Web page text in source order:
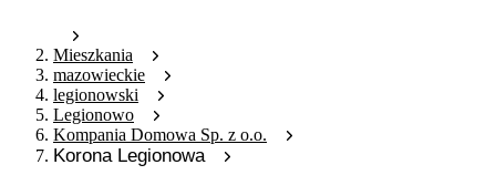
Mieszkania
mazowieckie
legionowski
Legionowo
Kompania Domowa Sp. z o.o.
Korona Legionowa